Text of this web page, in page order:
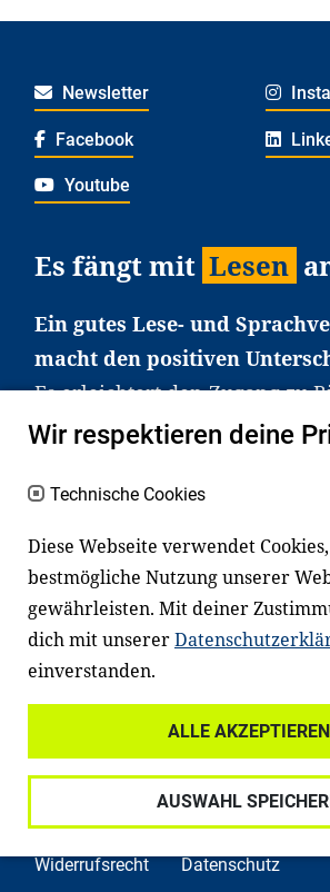
Newsletter
Facebook
Youtube
Es fängt mit Lesen
Ein gutes Lese- und
macht den positiven
Es erleichtert den Zugang zu
einem erfolgreichen
haben aber große
an Familien sowie an
Lehrer*innen und andere
Fachexpert*innen. Dafür
mit Ministerien,
Einrichtungen, Verbänden,
und anderen Stiftungen
Widerrufsrecht
Datenschutz
Wir respektieren deine
Technische Cookies
Diese Webseite verwendet
bestmögliche Nutzung unserer
gewährleisten. Mit deiner
dich mit unserer
einverstanden.
ALLE AKZEPTIEREN
AUSWAHL